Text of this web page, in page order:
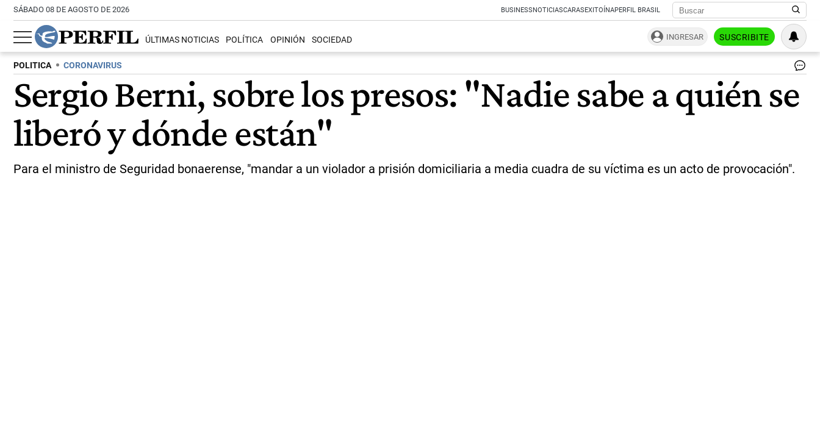
SÁBADO 08 DE AGOSTO DE 2026 BUSINESSNOTICIASCARASEXITOÍNAPERFIL BRASIL
ÚLTIMAS NOTICIAS POLÍTICA OPINIÓN SOCIEDAD INGRESAR SUSCRIBITE
POLITICA CORONAVIRUS
Sergio Berni, sobre los presos: "Nadie sabe a quién se
liberó y dónde están"
Para el ministro de Seguridad bonaerense, "mandar a un violador a prisión domiciliaria a media cuadra de su víctima es un acto de provocación".